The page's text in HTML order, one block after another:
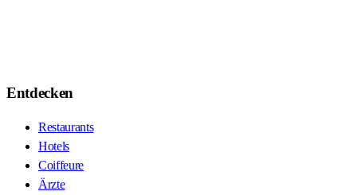
Entdecken
Restaurants
Hotels
Coiffeure
Ärzte